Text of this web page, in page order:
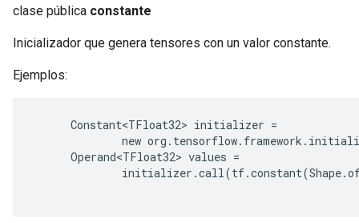
clase pública constante
Inicializador que genera tensores con un valor constante.
Ejemplos:
      Constant<TFloat32> initializer =
new
      Operand<TFloat32> values =